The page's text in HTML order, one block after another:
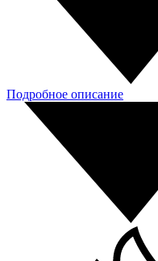
Подробное описание